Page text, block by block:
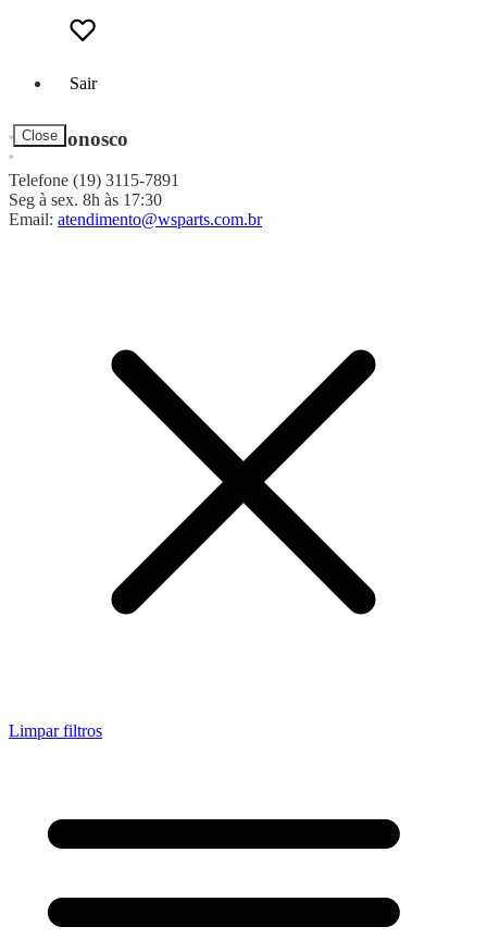
Sair
Close
Fale Conosco
Telefone (19) 3115-7891
Seg à sex. 8h às 17:30
Email: atendimento@wsparts.com.br
Limpar filtros